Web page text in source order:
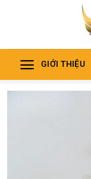
dung
GIỚI THIỆU